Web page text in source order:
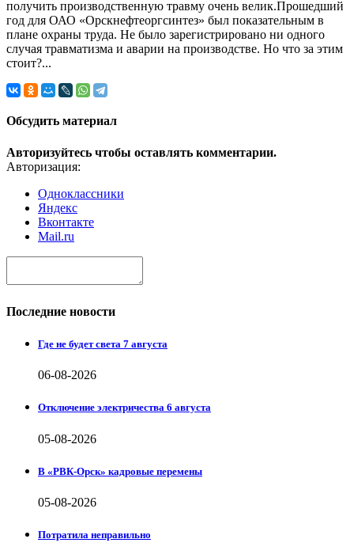
получить производственную травму очень велик.Прошедший
год для ОАО «Орскнефтеоргсинтез» был показательным в
плане охраны труда. Не было зарегистрировано ни одного
случая травматизма и аварии на производстве. Но что за этим
стоит?...
Обсудить материал
Авторизуйтесь чтобы оставлять комментарии.
Авторизация:
Одноклассники
Яндекс
Вконтакте
Mail.ru
Последние новости
Где не будет света 7 августа
06-08-2026
Отключение электричества 6 августа
05-08-2026
В «РВК-Орск» кадровые перемены
05-08-2026
Потратила неправильно